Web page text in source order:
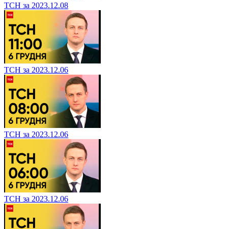
ТСН за 2023.12.08
ТСН за 2023.12.06
ТСН за 2023.12.06
ТСН за 2023.12.06